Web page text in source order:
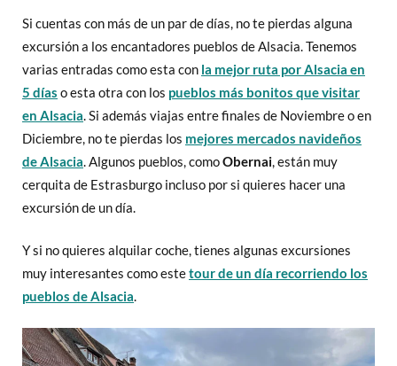
Si cuentas con más de un par de días, no te pierdas alguna
excursión a los encantadores pueblos de Alsacia. Tenemos
varias entradas como esta con la mejor ruta por Alsacia en
5 días o esta otra con los pueblos más bonitos que visitar
en Alsacia. Si además viajas entre finales de Noviembre o en
Diciembre, no te pierdas los mejores mercados navideños
de Alsacia. Algunos pueblos, comoObernai, están muy
cerquita de Estrasburgo incluso por si quieres hacer una
excursión de un día.
Y si no quieres alquilar coche, tienes algunas excursiones
muy interesantes como estetour de un día recorriendo los
pueblos de Alsacia.